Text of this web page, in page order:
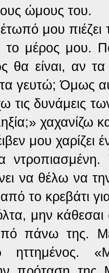
ώμους του.
μου πιέζει
το μέρος μου.
θα είναι,
γευτώ; Όμως
τις δυνάμεις
χαχανίζω
μου χαρίζει
ντροπιασμένη.
να θέλω να
το κρεβάτι
μην
πάνω της.
ηττημένος.